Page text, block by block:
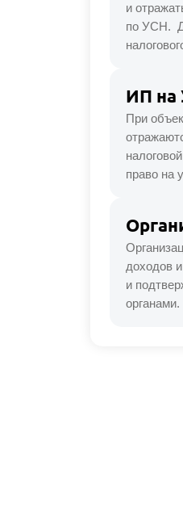
и
по УСН.
ИП на
При
право на
доходов
и
органами.